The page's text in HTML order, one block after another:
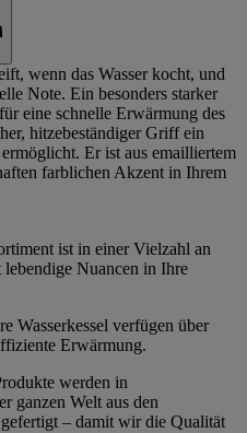
wenn das Wasser kocht, und
Note. Ein besonders starker
eine schnelle Erwärmung des
hitzebeständiger Griff ein
Er ist aus emailliertem
farblichen Akzent in Ihrem
ist in einer Vielzahl an
Nuancen in Ihre
Wasserkessel verfügen über
Erwärmung.
werden in
ganzen Welt aus den
– damit wir die Qualität